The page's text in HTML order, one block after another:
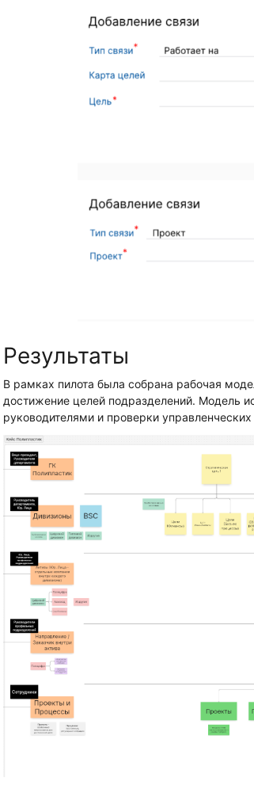
Результаты
В рамках пилота была собрана рабочая
достижение целей подразделений. Модель
руководителями и проверки